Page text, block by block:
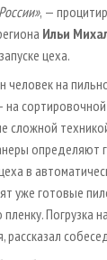
, —
Ильи
цеха.
человек на
сложной
определяют
в
уже готовые
Погрузка